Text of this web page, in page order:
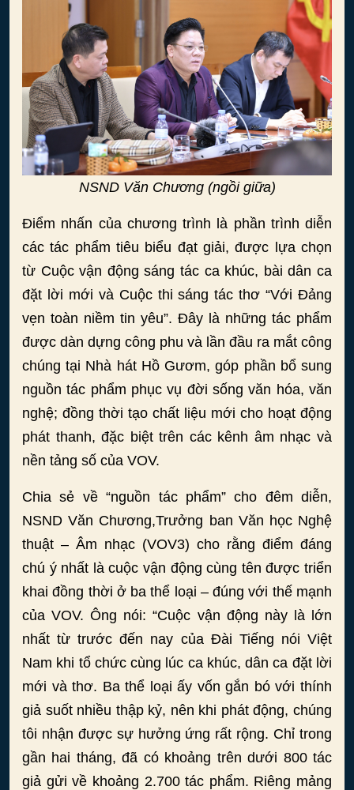
NSND Văn Chương (ngồi giữa)
Điểm nhấn của chương trình là phần trình diễn
các tác phẩm tiêu biểu đạt giải, được lựa chọn
từ Cuộc vận động sáng tác ca khúc, bài dân ca
đặt lời mới và Cuộc thi sáng tác thơ “Với Đảng
vẹn toàn niềm tin yêu”. Đây là những tác phẩm
được dàn dựng công phu và lần đầu ra mắt công
chúng tại Nhà hát Hồ Gươm, góp phần bổ sung
nguồn tác phẩm phục vụ đời sống văn hóa, văn
nghệ; đồng thời tạo chất liệu mới cho hoạt động
phát thanh, đặc biệt trên các kênh âm nhạc và
nền tảng số của VOV.
Chia sẻ về “nguồn tác phẩm” cho đêm diễn,
NSND Văn Chương,Trưởng ban Văn học Nghệ
thuật – Âm nhạc (VOV3) cho rằng điểm đáng
chú ý nhất là cuộc vận động cùng tên được triển
khai đồng thời ở ba thể loại – đúng với thế mạnh
của VOV. Ông nói: “Cuộc vận động này là lớn
nhất từ trước đến nay của Đài Tiếng nói Việt
Nam khi tổ chức cùng lúc ca khúc, dân ca đặt lời
mới và thơ. Ba thể loại ấy vốn gắn bó với thính
giả suốt nhiều thập kỷ, nên khi phát động, chúng
tôi nhận được sự hưởng ứng rất rộng. Chỉ trong
gần hai tháng, đã có khoảng trên dưới 800 tác
giả gửi về khoảng 2.700 tác phẩm. Riêng mảng